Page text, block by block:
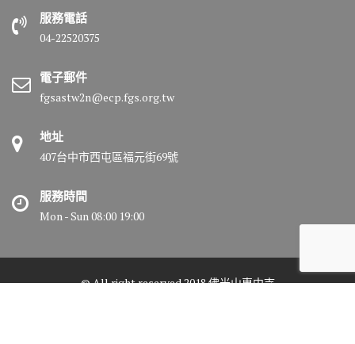
服務電話
04-22520375
電子郵件
fgsastw2n@ecp.fgs.org.tw
地址
407台中市西屯區福元街69號
服務時間
Mon - Sun 08:00 19:00
© All right reserved 2018 佛光山惠中寺